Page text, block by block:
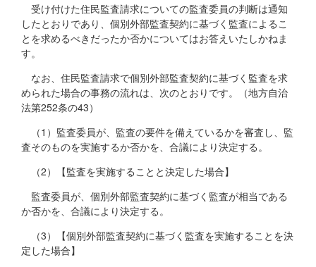
受け付けた住民監査請求についての監査委員の判断は通知
したとおりであり、個別外部監査契約に基づく監査によるこ
とを求めるべきだったか否かについてはお答えいたしかねま
す。
なお、住民監査請求で個別外部監査契約に基づく監査を求
められた場合の事務の流れは、次のとおりです。（地方自治
法第252条の43）
（1）監査委員が、監査の要件を備えているかを審査し、監
査そのものを実施するか否かを、合議により決定する。
（2）【監査を実施することと決定した場合】
監査委員が、個別外部監査契約に基づく監査が相当である
か否かを、合議により決定する。
（3）【個別外部監査契約に基づく監査を実施することを決
定した場合】